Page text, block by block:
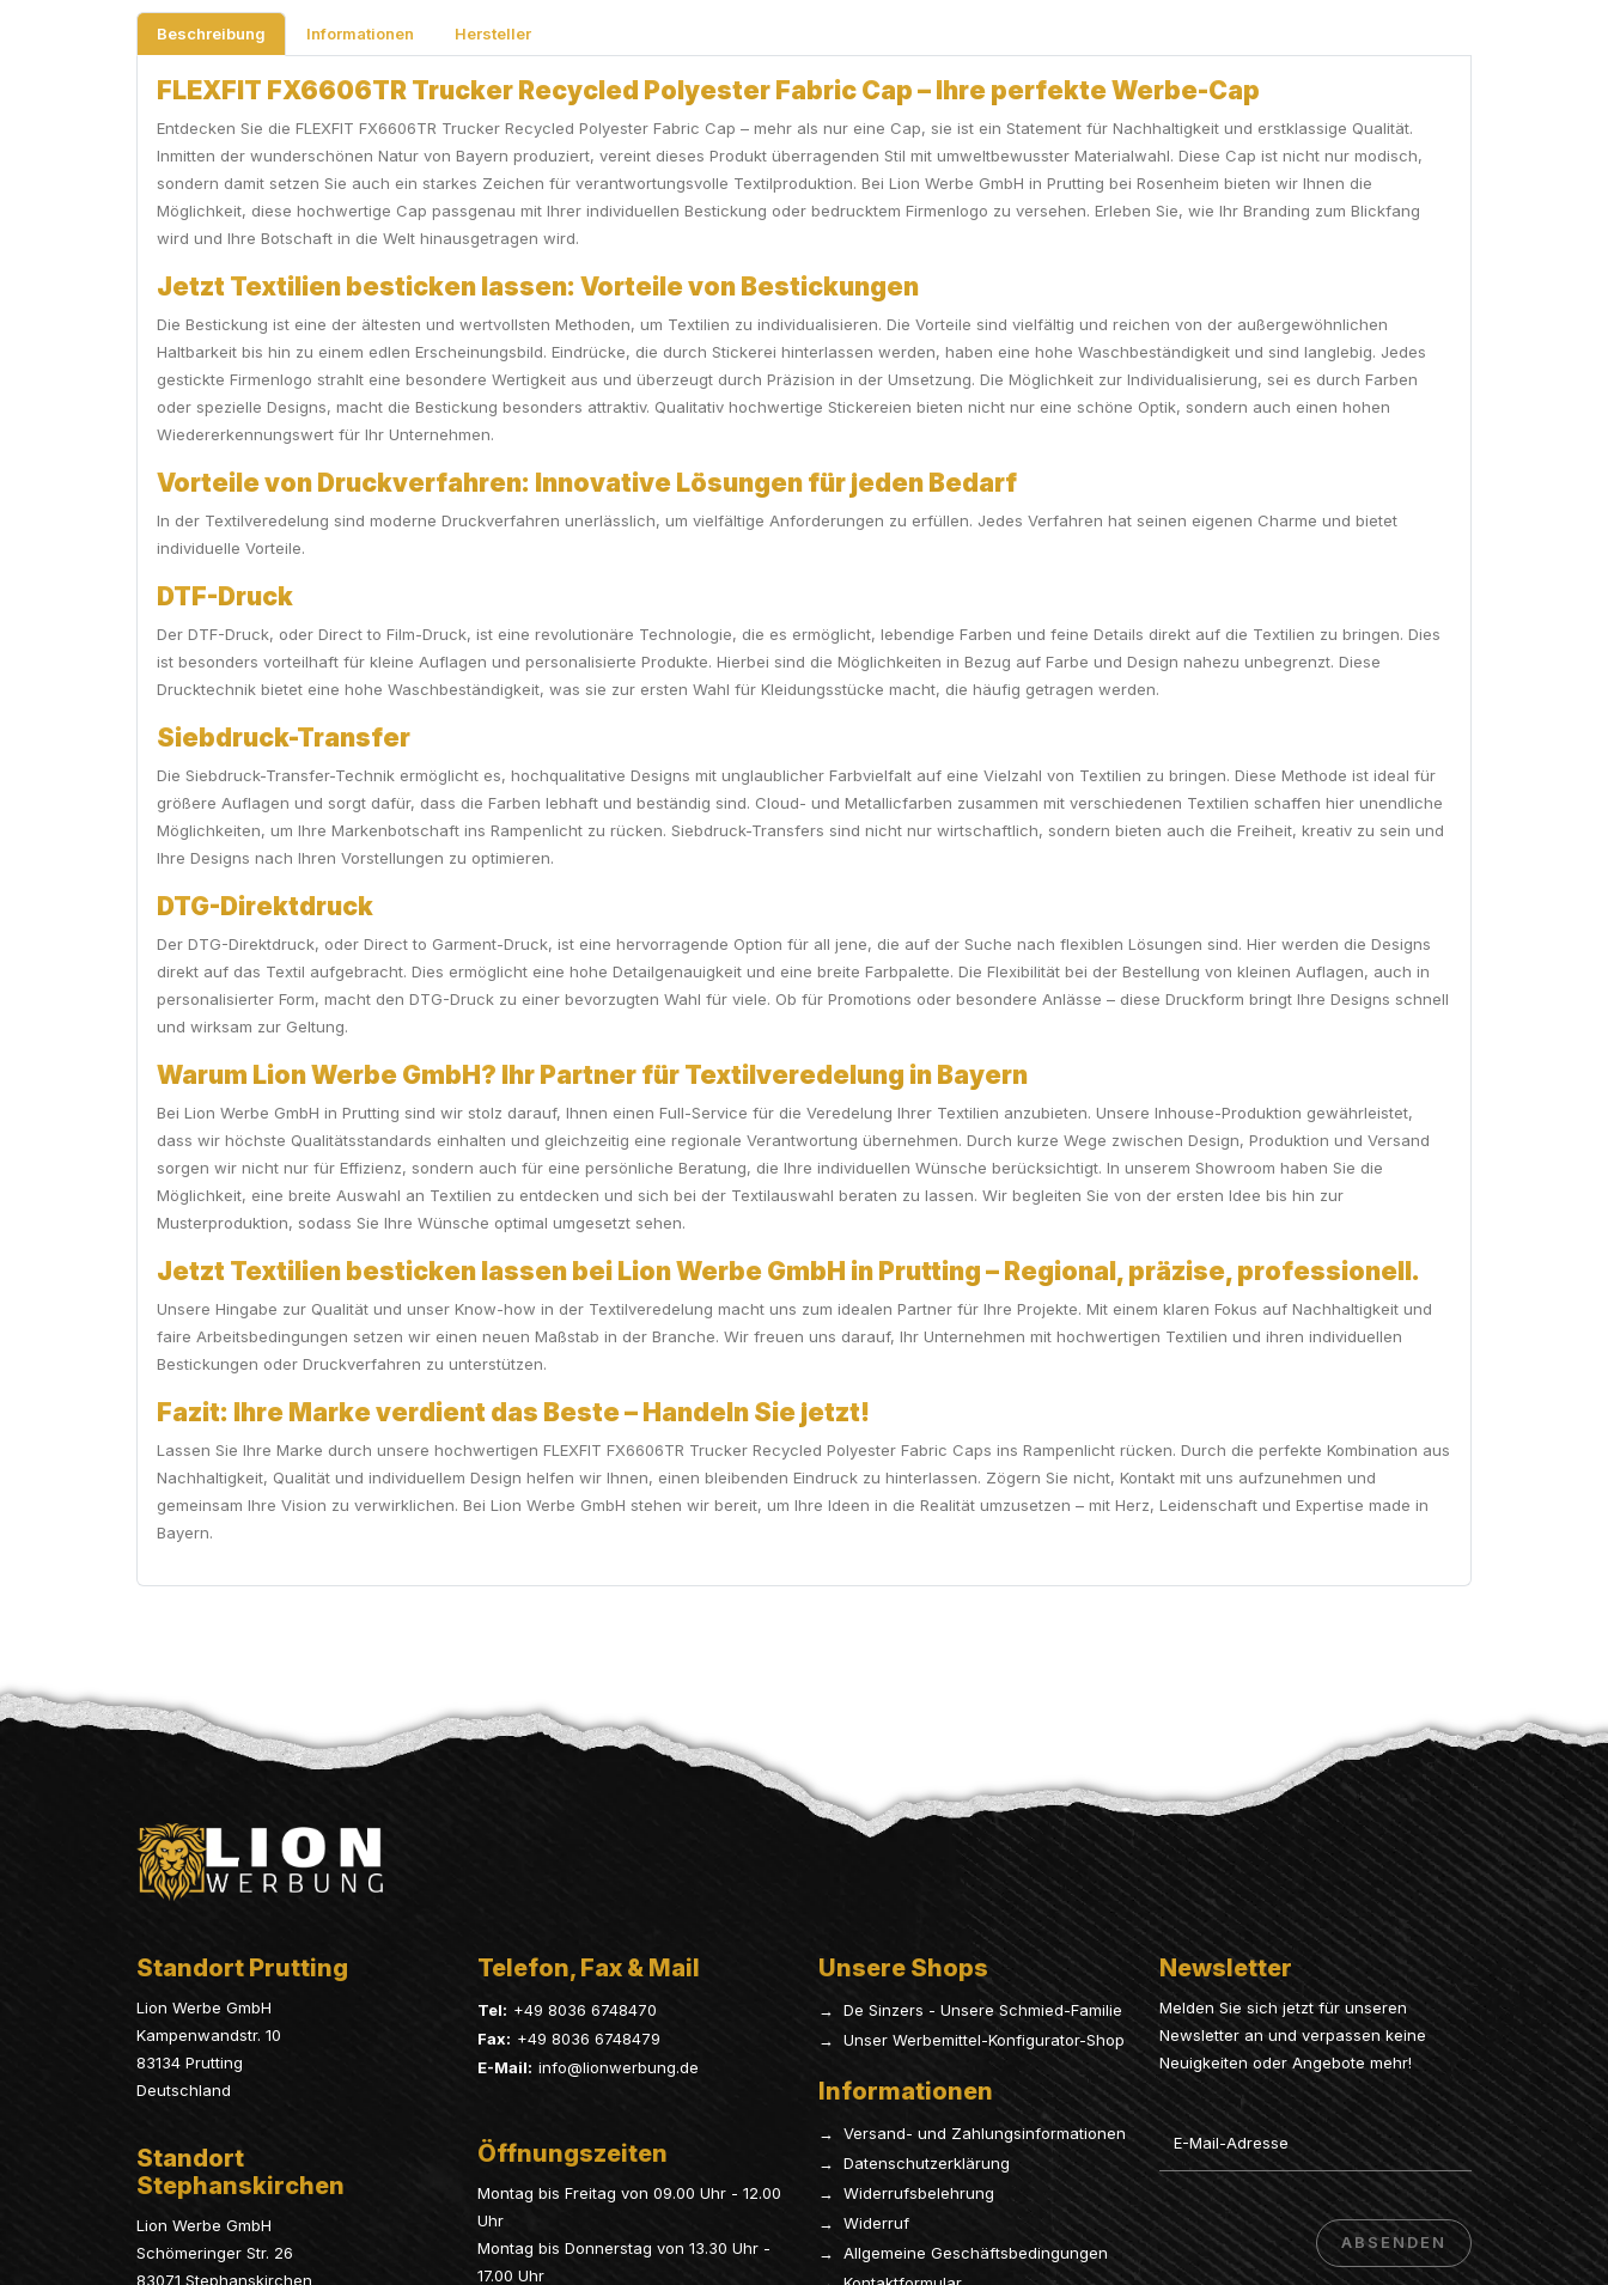
Beschreibung Informationen Hersteller
FLEXFIT FX6606TR Trucker Recycled Polyester Fabric Cap – Ihre perfekte Werbe-Cap
Entdecken Sie die FLEXFIT FX6606TR Trucker Recycled Polyester Fabric Cap – mehr als nur eine Cap, sie ist ein Statement für Nachhaltigkeit und erstklassige Qualität.
Inmitten der wunderschönen Natur von Bayern produziert, vereint dieses Produkt überragenden Stil mit umweltbewusster Materialwahl. Diese Cap ist nicht nur modisch,
sondern damit setzen Sie auch ein starkes Zeichen für verantwortungsvolle Textilproduktion. Bei Lion Werbe GmbH in Prutting bei Rosenheim bieten wir Ihnen die
Möglichkeit, diese hochwertige Cap passgenau mit Ihrer individuellen Bestickung oder bedrucktem Firmenlogo zu versehen. Erleben Sie, wie Ihr Branding zum Blickfang
wird und Ihre Botschaft in die Welt hinausgetragen wird.
Jetzt Textilien besticken lassen: Vorteile von Bestickungen
Die Bestickung ist eine der ältesten und wertvollsten Methoden, um Textilien zu individualisieren. Die Vorteile sind vielfältig und reichen von der außergewöhnlichen
Haltbarkeit bis hin zu einem edlen Erscheinungsbild. Eindrücke, die durch Stickerei hinterlassen werden, haben eine hohe Waschbeständigkeit und sind langlebig. Jedes
gestickte Firmenlogo strahlt eine besondere Wertigkeit aus und überzeugt durch Präzision in der Umsetzung. Die Möglichkeit zur Individualisierung, sei es durch Farben
oder spezielle Designs, macht die Bestickung besonders attraktiv. Qualitativ hochwertige Stickereien bieten nicht nur eine schöne Optik, sondern auch einen hohen
Wiedererkennungswert für Ihr Unternehmen.
Vorteile von Druckverfahren: Innovative Lösungen für jeden Bedarf
In der Textilveredelung sind moderne Druckverfahren unerlässlich, um vielfältige Anforderungen zu erfüllen. Jedes Verfahren hat seinen eigenen Charme und bietet
individuelle Vorteile.
DTF-Druck
Der DTF-Druck, oder Direct to Film-Druck, ist eine revolutionäre Technologie, die es ermöglicht, lebendige Farben und feine Details direkt auf die Textilien zu bringen. Dies
ist besonders vorteilhaft für kleine Auflagen und personalisierte Produkte. Hierbei sind die Möglichkeiten in Bezug auf Farbe und Design nahezu unbegrenzt. Diese
Drucktechnik bietet eine hohe Waschbeständigkeit, was sie zur ersten Wahl für Kleidungsstücke macht, die häufig getragen werden.
Siebdruck-Transfer
Die Siebdruck-Transfer-Technik ermöglicht es, hochqualitative Designs mit unglaublicher Farbvielfalt auf eine Vielzahl von Textilien zu bringen. Diese Methode ist ideal für
größere Auflagen und sorgt dafür, dass die Farben lebhaft und beständig sind. Cloud- und Metallicfarben zusammen mit verschiedenen Textilien schaffen hier unendliche
Möglichkeiten, um Ihre Markenbotschaft ins Rampenlicht zu rücken. Siebdruck-Transfers sind nicht nur wirtschaftlich, sondern bieten auch die Freiheit, kreativ zu sein und
Ihre Designs nach Ihren Vorstellungen zu optimieren.
DTG-Direktdruck
Der DTG-Direktdruck, oder Direct to Garment-Druck, ist eine hervorragende Option für all jene, die auf der Suche nach flexiblen Lösungen sind. Hier werden die Designs
direkt auf das Textil aufgebracht. Dies ermöglicht eine hohe Detailgenauigkeit und eine breite Farbpalette. Die Flexibilität bei der Bestellung von kleinen Auflagen, auch in
personalisierter Form, macht den DTG-Druck zu einer bevorzugten Wahl für viele. Ob für Promotions oder besondere Anlässe – diese Druckform bringt Ihre Designs schnell
und wirksam zur Geltung.
Warum Lion Werbe GmbH? Ihr Partner für Textilveredelung in Bayern
Bei Lion Werbe GmbH in Prutting sind wir stolz darauf, Ihnen einen Full-Service für die Veredelung Ihrer Textilien anzubieten. Unsere Inhouse-Produktion gewährleistet,
dass wir höchste Qualitätsstandards einhalten und gleichzeitig eine regionale Verantwortung übernehmen. Durch kurze Wege zwischen Design, Produktion und Versand
sorgen wir nicht nur für Effizienz, sondern auch für eine persönliche Beratung, die Ihre individuellen Wünsche berücksichtigt. In unserem Showroom haben Sie die
Möglichkeit, eine breite Auswahl an Textilien zu entdecken und sich bei der Textilauswahl beraten zu lassen. Wir begleiten Sie von der ersten Idee bis hin zur
Musterproduktion, sodass Sie Ihre Wünsche optimal umgesetzt sehen.
Jetzt Textilien besticken lassen bei Lion Werbe GmbH in Prutting – Regional, präzise, professionell.
Unsere Hingabe zur Qualität und unser Know-how in der Textilveredelung macht uns zum idealen Partner für Ihre Projekte. Mit einem klaren Fokus auf Nachhaltigkeit und
faire Arbeitsbedingungen setzen wir einen neuen Maßstab in der Branche. Wir freuen uns darauf, Ihr Unternehmen mit hochwertigen Textilien und ihren individuellen
Bestickungen oder Druckverfahren zu unterstützen.
Fazit: Ihre Marke verdient das Beste – Handeln Sie jetzt!
Lassen Sie Ihre Marke durch unsere hochwertigen FLEXFIT FX6606TR Trucker Recycled Polyester Fabric Caps ins Rampenlicht rücken. Durch die perfekte Kombination aus
Nachhaltigkeit, Qualität und individuellem Design helfen wir Ihnen, einen bleibenden Eindruck zu hinterlassen. Zögern Sie nicht, Kontakt mit uns aufzunehmen und
gemeinsam Ihre Vision zu verwirklichen. Bei Lion Werbe GmbH stehen wir bereit, um Ihre Ideen in die Realität umzusetzen – mit Herz, Leidenschaft und Expertise made in
Bayern.
Standort Prutting
Lion Werbe GmbH
Kampenwandstr. 10
83134 Prutting
Deutschland
Standort
Stephanskirchen
Lion Werbe GmbH
Schömeringer Str. 26
83071 Stephanskirchen
Telefon, Fax & Mail
Tel: +49 8036 6748470
Fax: +49 8036 6748479
E-Mail: info@lionwerbung.de
Öffnungszeiten
Montag bis Freitag von 09.00 Uhr - 12.00
Uhr
Montag bis Donnerstag von 13.30 Uhr -
17.00 Uhr
Unsere Shops
→ De Sinzers - Unsere Schmied-Familie
→ Unser Werbemittel-Konfigurator-Shop
Informationen
→ Versand- und Zahlungsinformationen
→ Datenschutzerklärung
→ Widerrufsbelehrung
→ Widerruf
→ Allgemeine Geschäftsbedingungen
Newsletter
Melden Sie sich jetzt für unseren
Newsletter an und verpassen keine
Neuigkeiten oder Angebote mehr!
Email
ABSENDEN